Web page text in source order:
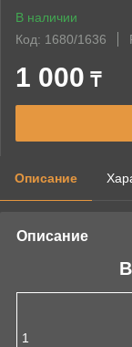
В наличии
Код: 1680/1636
1 000 ₸
Описание
Описание
1